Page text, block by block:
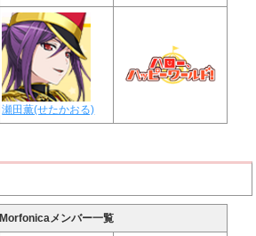
瀬田薫(せたかおる)
Morfonicaメンバー一覧